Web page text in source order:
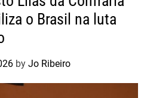
o Brasil na luta
by Jo Ribeiro